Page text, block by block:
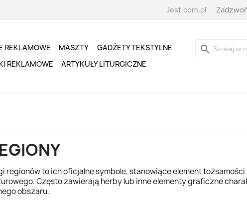
Jest.com.pl
REKLAMOWE MASZTY
GADŻETY TEKSTYLNE
REKLAMOWE
ARTYKUŁY LITURGICZNE
search
regionów to ich oficjalne symbole, stanowiące element
Często zawierają herby lub inne elementy graficzne
obszaru.